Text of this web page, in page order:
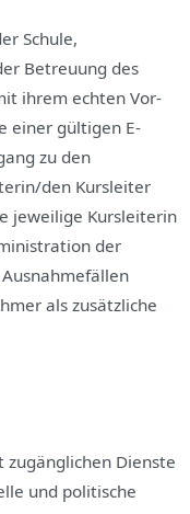
Schule,
Betreuung des
ihrem echten Vor-
einer gültigen E-
zu den
den Kursleiter
jeweilige Kursleiterin
der
als zusätzliche
Dienste
und politische